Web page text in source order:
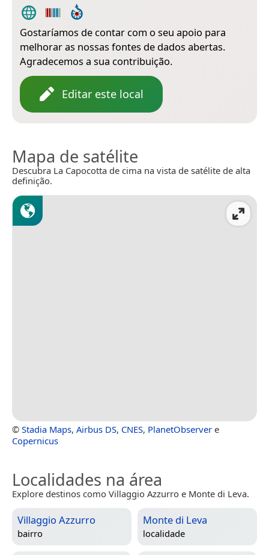
Gostaríamos de contar com o seu apoio para
melhorar as nossas fontes de dados abertas.
Agradecemos a sua contribuição.
Editar este local
Mapa de satélite
Descubra La Capocotta de cima na vista de satélite de alta
definição.
© Stadia Maps, Airbus DS, CNES, PlanetObserver e
Copernicus
Localidades na área
Explore destinos como Villaggio Azzurro e Monte di Leva.
Villaggio Azzurro
bairro
Monte di Leva
localidade